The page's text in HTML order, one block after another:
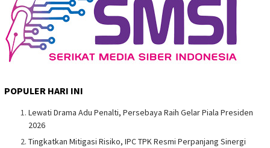
POPULER HARI INI
Lewati Drama Adu Penalti, Persebaya Raih Gelar Piala Presiden
2026
Tingkatkan Mitigasi Risiko, IPC TPK Resmi Perpanjang Sinergi